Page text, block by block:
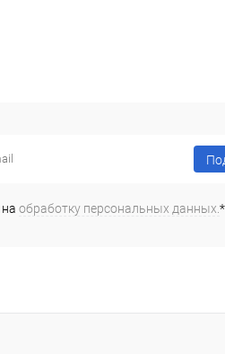
обработку персональных данных. *